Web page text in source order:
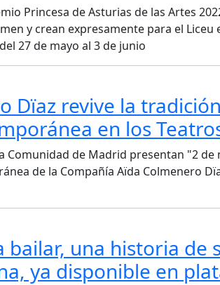
Princesa de Asturias de las Artes
y crean expresamente para el Liceu
27 de mayo al 3 de junio
Dïaz revive la
en los
Comunidad de Madrid presentan "2
de la Compañía Aïda Colmenero
bailar, una historia de
ya disponible en